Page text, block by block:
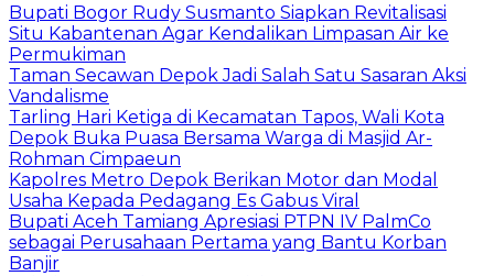
Bupati Bogor Rudy Susmanto Siapkan Revitalisasi
Situ Kabantenan Agar Kendalikan Limpasan Air ke
Permukiman
Taman Secawan Depok Jadi Salah Satu Sasaran Aksi
Vandalisme
Tarling Hari Ketiga di Kecamatan Tapos, Wali Kota
Depok Buka Puasa Bersama Warga di Masjid Ar-
Rohman Cimpaeun
Kapolres Metro Depok Berikan Motor dan Modal
Usaha Kepada Pedagang Es Gabus Viral
Bupati Aceh Tamiang Apresiasi PTPN IV PalmCo
sebagai Perusahaan Pertama yang Bantu Korban
Banjir